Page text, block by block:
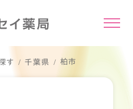
す 千葉県 柏市